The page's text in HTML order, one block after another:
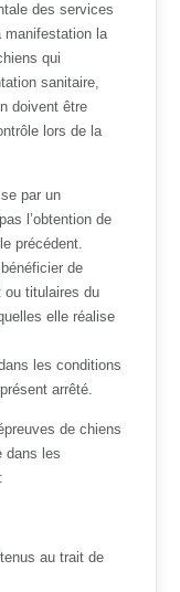
des services
manifestation la
qui
sanitaire,
doivent être
lors de la
par un
l’obtention de
précédent.
de
ou titulaires du
elle réalise
les conditions
arrêté.
de chiens
dans les
au trait de